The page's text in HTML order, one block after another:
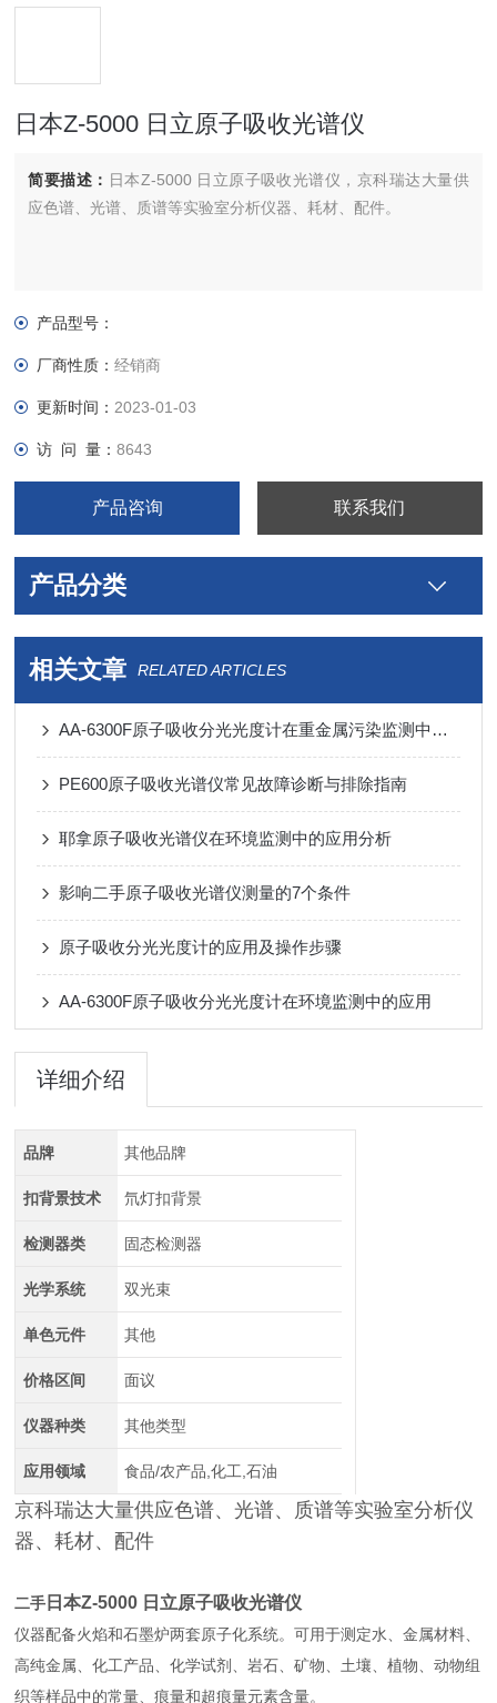
日本Z-5000 日立原子吸收光谱仪
简要描述： 日本Z-5000 日立原子吸收光谱仪，京科瑞达大量供
应色谱、光谱、质谱等实验室分析仪器、耗材、配件。
产品型号：
厂商性质：经销商
更新时间： 2023-01-03
访 问 量：8643
产品咨询 联系我们
产品分类
相关文章 RELATED ARTICLES
AA-6300F原子吸收分光光度计在重金属污染监测中的全链条应用
PE600原子吸收光谱仪常见故障诊断与排除指南
耶拿原子吸收光谱仪在环境监测中的应用分析
影响二手原子吸收光谱仪测量的7个条件
原子吸收分光光度计的应用及操作步骤
AA-6300F原子吸收分光光度计在环境监测中的应用
详细介绍
品牌 其他品牌
扣背景技术 氘灯扣背景
检测器类 固态检测器
光学系统 双光束
单色元件 其他
价格区间 面议
仪器种类 其他类型
应用领域 食品/农产品,化工,石油
京科瑞达大量供应色谱、光谱、质谱等实验室分析仪
器、耗材、配件
二手 日本Z-5000 日立原子吸收光谱仪
仪器配备火焰和石墨炉两套原子化系统。可用于测定水、金属材料、
高纯金属、化工产品、化学试剂、岩石、矿物、土壤、植物、动物组
织等样品中的常量、痕量和超痕量元素含量。